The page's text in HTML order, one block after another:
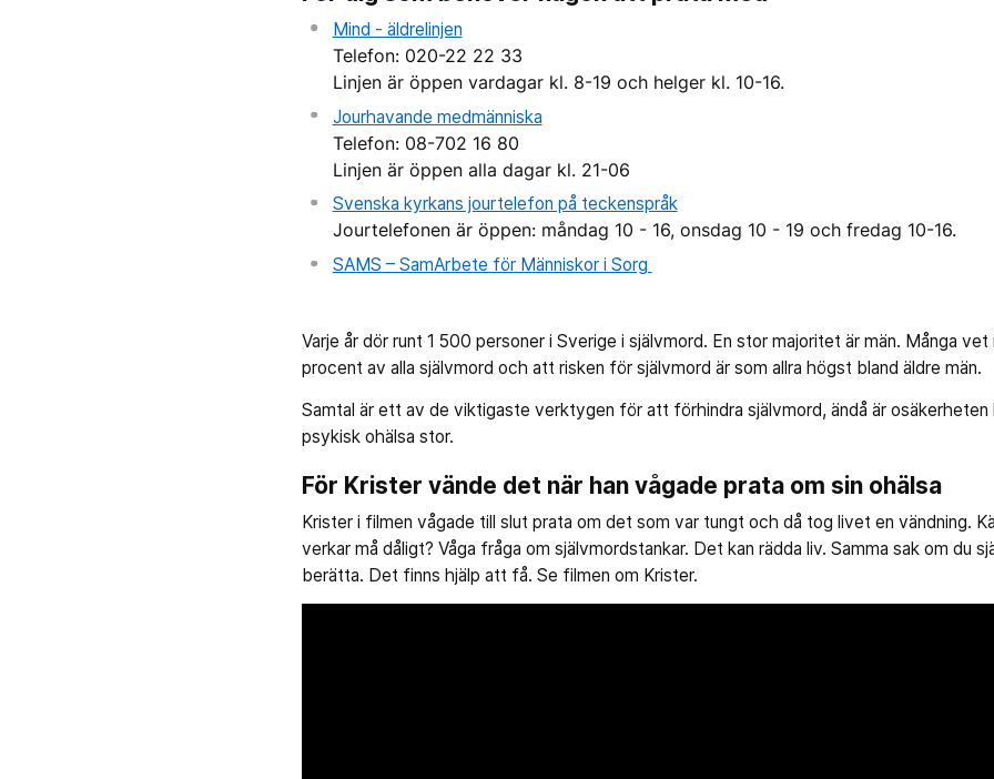
Mind - äldrelinjen
Telefon: 020-22 22 33
Linjen är öppen vardagar kl. 8-19 och helger kl. 10-16.
Jourhavande medmänniska
Telefon: 08-702 16 80
Linjen är öppen alla dagar kl. 21-06
Svenska kyrkans jourtelefon på teckenspråk
Jourtelefonen är öppen: måndag 10 - 16, onsdag 10 - 19 och fredag 10-16.
SAMS – SamArbete för Människor i Sorg
Varje år dör runt 1 500 personer i Sverige i självmord. En stor majoritet är män. Många
procent av alla självmord och att risken för självmord är som allra högst bland äldre män.
Samtal är ett av de viktigaste verktygen för att förhindra självmord, ändå är osäkerheten
psykisk ohälsa stor.
För Krister vände det när han vågade prata om sin ohälsa
Krister i filmen vågade till slut prata om det som var tungt och då tog livet en vändning.
verkar må dåligt? Våga fråga om självmordstankar. Det kan rädda liv. Samma sak om du
berätta. Det finns hjälp att få. Se filmen om Krister.